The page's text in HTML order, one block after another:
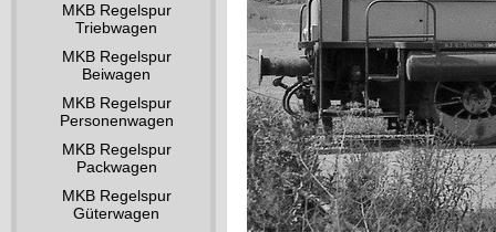
MKB Regelspur
Triebwagen
MKB Regelspur
Beiwagen
MKB Regelspur
Personenwagen
MKB Regelspur
Packwagen
MKB Regelspur
Güterwagen